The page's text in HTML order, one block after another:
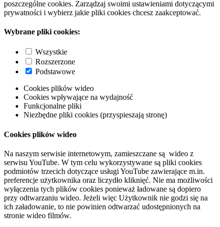
poszczególne cookies. Zarządzaj swoimi ustawieniami dotyczącymi
prywatności i wybierz jakie pliki cookies chcesz zaakceptować.
Wybrane pliki cookies:
Wszystkie
Rozszerzone
Podstawowe
Cookies plików wideo
Cookies wpływające na wydajność
Funkcjonalne pliki
Niezbędne pliki cookies (przyspieszają stronę)
Cookies plików wideo
Na naszym serwisie internetowym, zamieszczane są wideo z
serwisu YouTube. W tym celu wykorzystywane są pliki cookies
podmiotów trzecich dotyczące usługi YouTube zawierające m.in.
preferencje użytkownika oraz liczydło kliknięć. Nie ma możliwości
wyłączenia tych plików cookies ponieważ ładowane są dopiero
przy odtwarzaniu wideo. Jeżeli więc Użytkownik nie godzi się na
ich załadowanie, to nie powinien odtwarzać udostępnionych na
stronie wideo filmów.